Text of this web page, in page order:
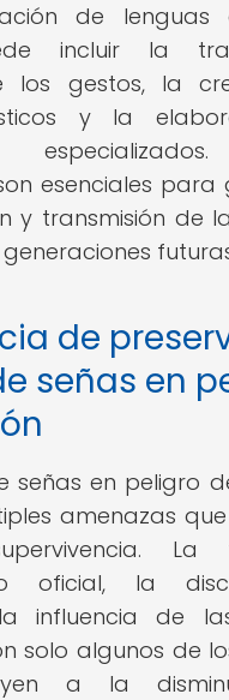
de lenguas
incluir la
los gestos, la
y la
esenciales para
y transmisión de
de
señas en
señas en peligro
amenazas
oficial, la
influencia de
solo algunos de
a la